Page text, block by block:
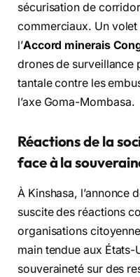
sécurisation de
commerciaux. Un
l’Accord minerais
drones de surveillance
tantale contre les
l’axe Goma-Mombasa.
Réactions de la
face à la
À Kinshasa, l’annonce
suscite des réactions
organisations
main tendue aux
souveraineté sur des